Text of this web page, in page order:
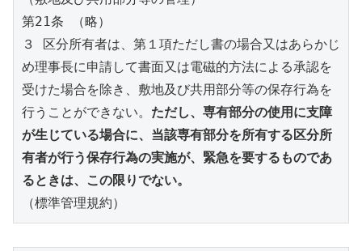
第21条 （略）
３ 区分所有者は、第１項ただし書の場合又はあらかじ
め理事長に申請して書面又は電磁的方法による承認を
受けた場合を除き、敷地及び共用部分等の保存行為を
行うことができない。 ただし、専有部分の使用に支障
が生じている場合に、当該専有部分を所有する区分所
有者が行う保存行為の実施が、緊急を要するものであ
るときは、この限りでない。
（標準管理規約）